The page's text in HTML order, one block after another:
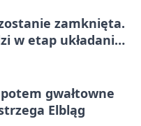
zamknięta.
w etap układania
gwałtowne
Elbląg